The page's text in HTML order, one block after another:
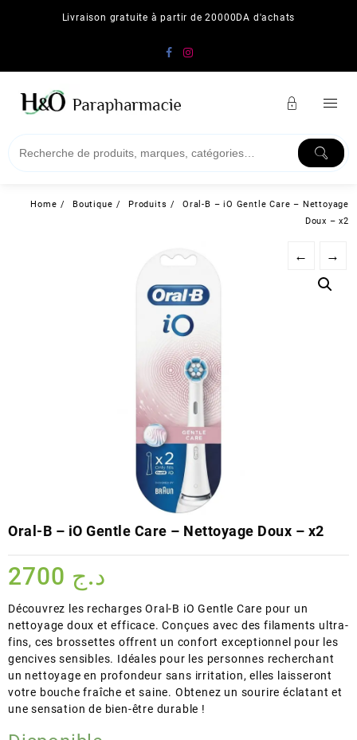
Livraison gratuite à partir de 20000DA d'achats
Home Boutique Produits
Oral-B – iO Gentle Care – Nettoyage
Doux – x2
← →
Oral-B – iO Gentle Care – Nettoyage Doux – x2
د.ج
Découvrez les recharges Oral-B iO Gentle Care pour un
nettoyage doux et efficace. Conçues avec des filaments ultra-
fins, ces brossettes offrent un confort exceptionnel pour les
gencives sensibles. Idéales pour les personnes recherchant
un nettoyage en profondeur sans irritation, elles laisseront
votre bouche fraîche et saine. Obtenez un sourire éclatant et
une sensation de bien-être durable !